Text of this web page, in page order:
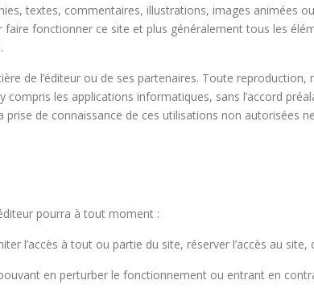
textes, commentaires, illustrations, images animées
fonctionner ce site et plus généralement tous les
de l’éditeur ou de ses partenaires. Toute
les applications informatiques, sans l’accord
prise de connaissance de ces utilisations non autorisées
pourra à tout moment :
l’accès à tout ou partie du site, réserver l’accès au
en perturber le fonctionnement ou entrant en